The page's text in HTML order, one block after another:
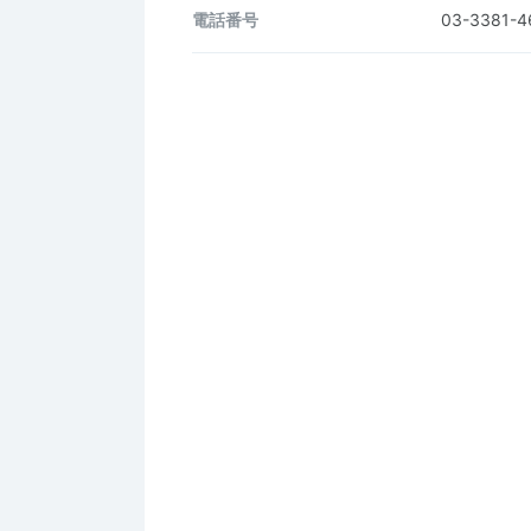
電話番号 03-3381-